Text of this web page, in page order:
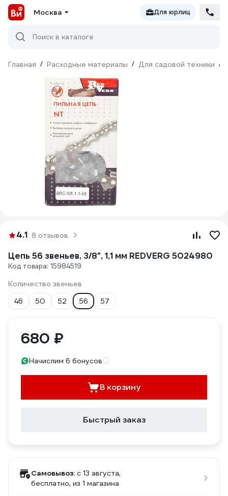
Москва Для юрлиц
Поиск в каталоге
Главная / Расходные материалы / Для садовой техники /
4.1 8 отзывов
Цепь 56 звеньев, 3/8", 1,1 мм REDVERG 5024980
Код товара: 15984519
Количество звеньев
46
50 52 56 57
680 ₽
Начислим 6 бонусов
В корзину
Быстрый заказ
Самовывоз: c 13 августа,
бесплатно, из 1 магазина